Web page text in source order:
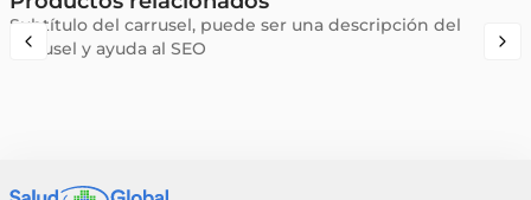
Subtítulo del carrusel, puede ser una descripción del
carrusel y ayuda al SEO